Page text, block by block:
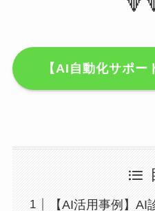
【AI自動化サポ
【AI活用事例】AI